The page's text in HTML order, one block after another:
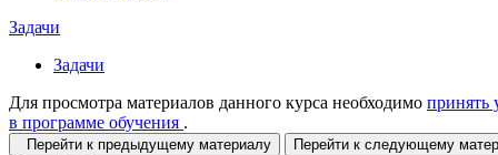
Задачи
Задачи
Для просмотра материалов данного курса необходимо принять
в программе обучения .
Перейти к предыдущему материалу Перейти к следующему